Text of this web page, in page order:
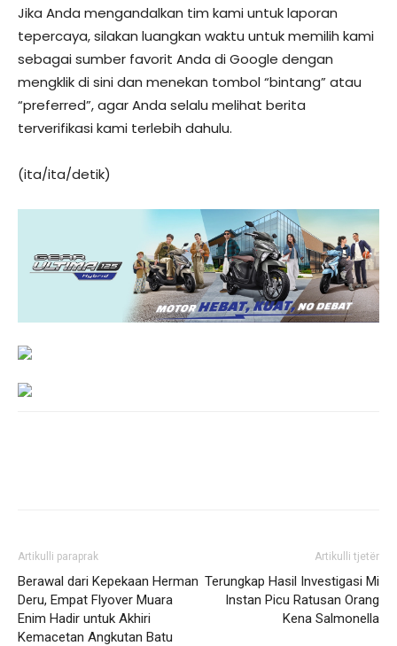
Jika Anda mengandalkan tim kami untuk laporan
tepercaya, silakan luangkan waktu untuk memilih kami
sebagai sumber favorit Anda di Google dengan
mengklik di sini dan menekan tombol “bintang” atau
“preferred”, agar Anda selalu melihat berita
terverifikasi kami terlebih dahulu.
(ita/ita/detik)
Artikulli paraprak
Berawal dari Kepekaan Herman
Deru, Empat Flyover Muara
Enim Hadir untuk Akhiri
Kemacetan Angkutan Batu
Artikulli tjetër
Terungkap Hasil Investigasi Mi
Instan Picu Ratusan Orang
Kena Salmonella